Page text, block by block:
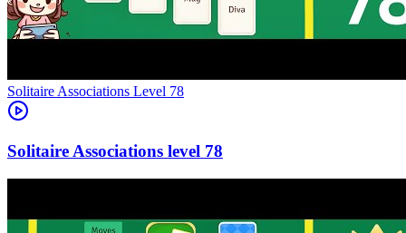
Level 78
78